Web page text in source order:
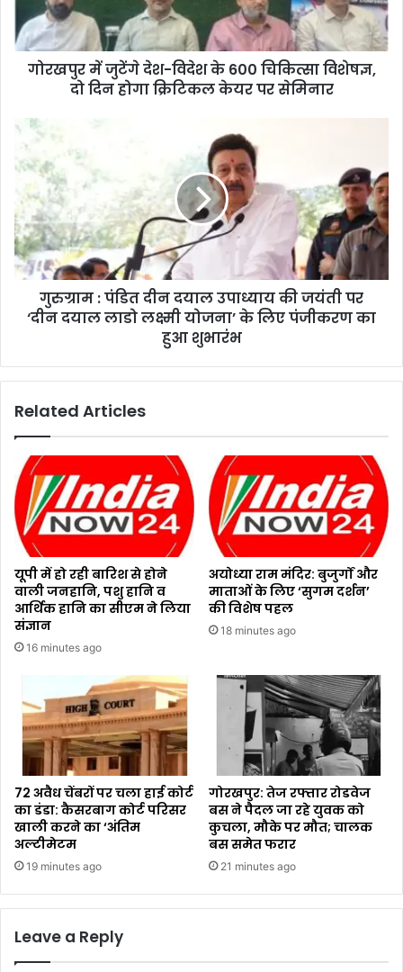
गोरखपुर में जुटेंगे देश-विदेश के 600 चिकित्सा विशेषज्ञ,
दो दिन होगा क्रिटिकल केयर पर सेमिनार
गुरुग्राम : पंडित दीन दयाल उपाध्याय की जयंती पर
‘दीन दयाल लाडो लक्ष्मी योजना’ के लिए पंजीकरण का
हुआ शुभारंभ
Related Articles
यूपी में हो रही बारिश से होने
वाली जनहानि, पशु हानि व
आर्थिक हानि का सीएम ने लिया
संज्ञान
16 minutes ago
अयोध्या राम मंदिर: बुजुर्गों और
माताओं के लिए ‘सुगम दर्शन’
की विशेष पहल
18 minutes ago
72 अवैध चेंबरों पर चला हाई कोर्ट
का डंडा: कैसरबाग कोर्ट परिसर
खाली करने का ‘अंतिम
अल्टीमेटम
19 minutes ago
गोरखपुर: तेज रफ्तार रोडवेज
बस ने पैदल जा रहे युवक को
कुचला, मौके पर मौत; चालक
बस समेत फरार
21 minutes ago
Leave a Reply